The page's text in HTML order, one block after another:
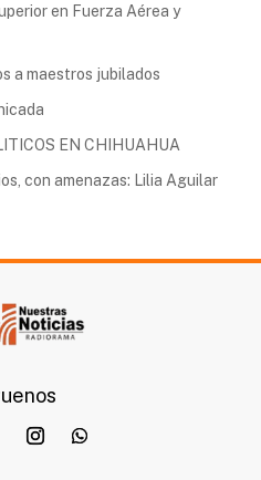
en Fuerza Aérea y
a maestros jubilados
EN CHIHUAHUA
con amenazas: Lilia Aguilar